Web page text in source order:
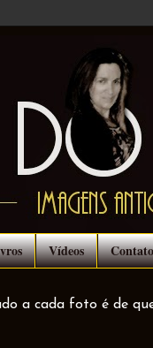
Vídeos Contato
a cada foto é de